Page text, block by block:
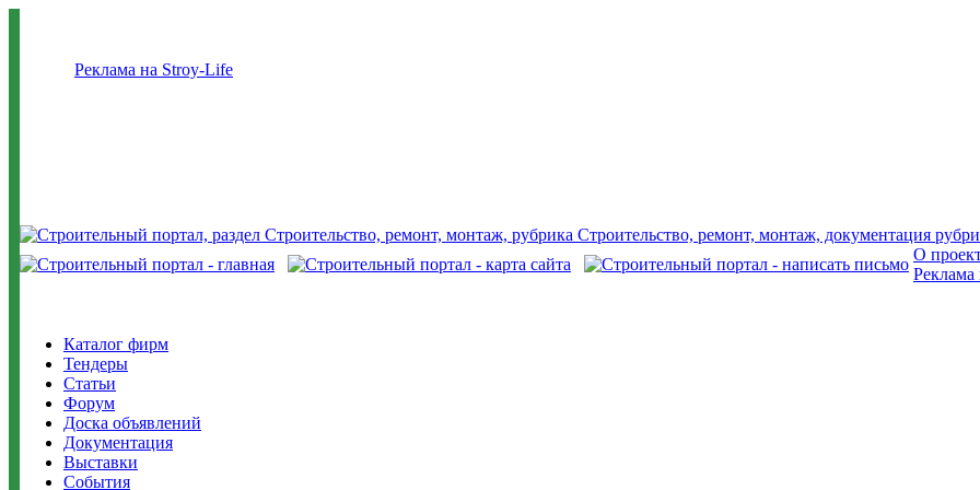
Реклама на Stroy-Life
О
Реклама
Каталог фирм
Тендеры
Статьи
Форум
Доска объявлений
Документация
Выставки
События